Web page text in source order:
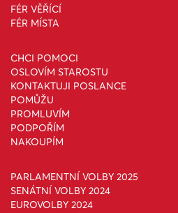
FÉR VĚŘÍCÍ
FÉR MÍSTA
CHCI POMOCI
OSLOVÍM STAROSTU
KONTAKTUJI POSLANCE
POMŮŽU
PROMLUVÍM
PODPOŘÍM
NAKOUPÍM
PARLAMENTNÍ VOLBY 2025
SENÁTNÍ VOLBY 2024
EUROVOLBY 2024